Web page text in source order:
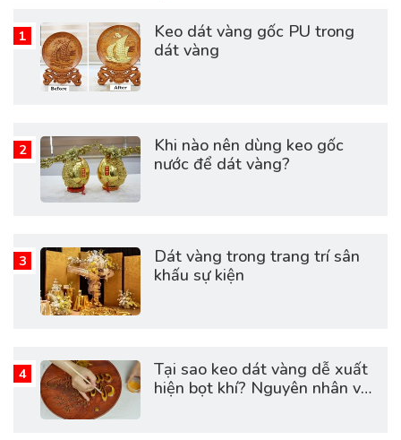
Keo dát vàng gốc PU trong
dát vàng
Khi nào nên dùng keo gốc
nước để dát vàng?
Dát vàng trong trang trí sân
khấu sự kiện
Tại sao keo dát vàng dễ xuất
hiện bọt khí? Nguyên nhân và